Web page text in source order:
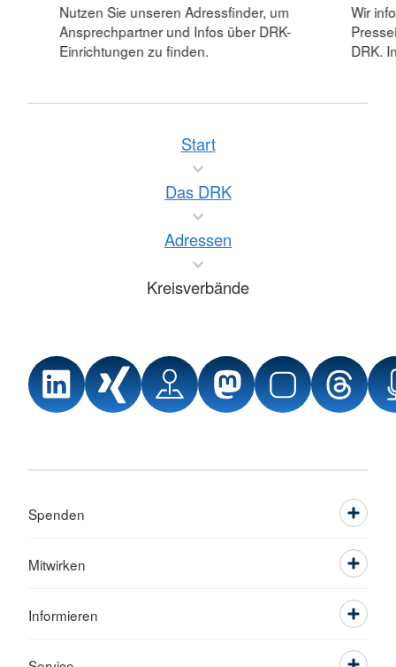
Nutzen Sie unseren Adressfinder, um
Ansprechpartner und Infos über DRK-
Einrichtungen zu finden.
Wir
DRK.
Start
Das DRK
Adressen
Kreisverbände
Spenden
Mitwirken
Informieren